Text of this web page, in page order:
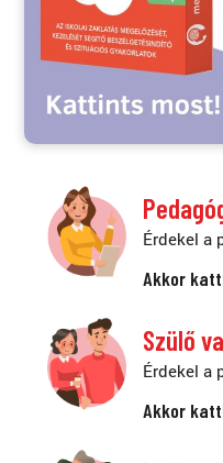
Érdekel a
Akkor
Szülő
Érdekel a
Akkor